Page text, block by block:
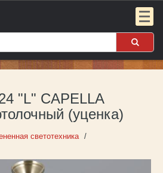
"L" CAPELLA
(уценка)
светотехника